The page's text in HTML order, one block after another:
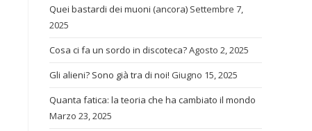
Quei bastardi dei muoni (ancora) Settembre 7,
2025
Cosa ci fa un sordo in discoteca?Agosto 2, 2025
Gli alieni? Sono già tra di noi! Giugno 15, 2025
Quanta fatica: la teoria che ha cambiato il mondo
Marzo 23, 2025